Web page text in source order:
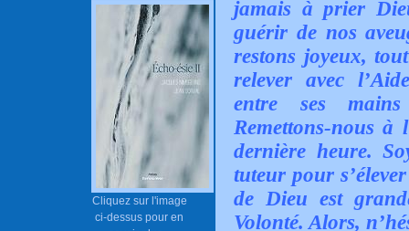
Cliquez sur l'image
ci-dessus pour en
jamais à prier
guérir de nos
restons joyeux,
relever avec
entre ses
Remettons-nous à
dernière heure.
tuteur pour
de Dieu est
Volonté. Alors,